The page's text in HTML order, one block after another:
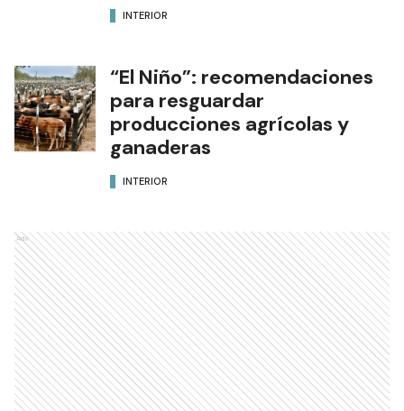
INTERIOR
“El Niño”: recomendaciones
para resguardar
producciones agrícolas y
ganaderas
INTERIOR
Ads